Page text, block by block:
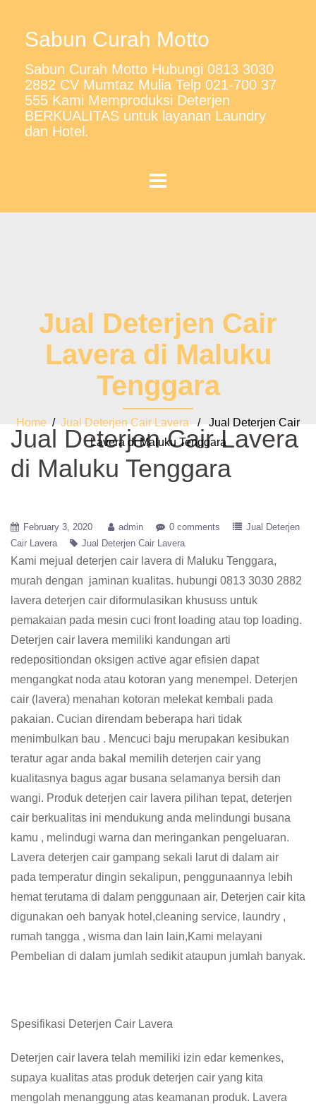
Sabun Curah Motto
Sabun Curah Motto Hubungi 0813 3030
2882 CV Mumtaz Mulia Telp 021-700 37
555 Kami Memproduksi Deterjen
BERKUALITAS untuk layanan Laundry
dan Hotel.
Jual Deterjen Cair
Lavera di Maluku
Tenggara
Home / Jual Deterjen Cair Lavera / Jual Deterjen Cair
Lavera di Maluku Tenggara
Jual Deterjen Cair Lavera
di Maluku Tenggara
February 3, 2020 admin 0 comments
Jual Deterjen
Cair Lavera
Jual Deterjen Cair Lavera
Kami mejual deterjen cair lavera di Maluku Tenggara,
murah dengan jaminan kualitas. hubungi 0813 3030 2882
lavera deterjen cair diformulasikan khususs untuk
pemakaian pada mesin cuci front loading atau top loading.
Deterjen cair lavera memiliki kandungan arti
redepositiondan oksigen active agar efisien dapat
mengangkat noda atau kotoran yang menempel. Deterjen
cair (lavera) menahan kotoran melekat kembali pada
pakaian. Cucian direndam beberapa hari tidak
menimbulkan bau . Mencuci baju merupakan kesibukan
teratur agar anda bakal memilih deterjen cair yang
kualitasnya bagus agar busana selamanya bersih dan
wangi. Produk deterjen cair lavera pilihan tepat, deterjen
cair berkualitas ini mendukung anda melindungi busana
kamu , melindugi warna dan meringankan pengeluaran.
Lavera deterjen cair gampang sekali larut di dalam air
pada temperatur dingin sekalipun, penggunaannya lebih
hemat terutama di dalam penggunaan air, Deterjen cair kita
digunakan oeh banyak hotel,cleaning service, laundry ,
rumah tangga , wisma dan lain lain,Kami melayani
Pembelian di dalam jumlah sedikit ataupun jumlah banyak.
Spesifikasi Deterjen Cair Lavera
Deterjen cair lavera telah memiliki izin edar kemenkes,
supaya kualitas atas produk deterjen cair yang kita
mengolah menanggung atas keamanan produk. Lavera